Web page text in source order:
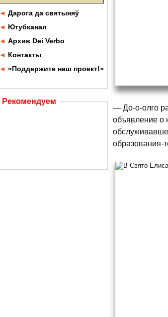
◄ Дарога да святыняў
◄ Ютубканал
◄ Архив Dei Verbo
◄ Контакты
◄ «Поддержите наш проект!»
Рекомендуем
— До-о-олго
объявление о
образования-